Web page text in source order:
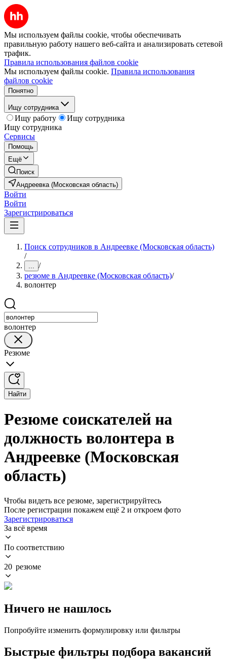
Мы используем файлы cookie, чтобы обеспечивать
правильную работу нашего веб-сайта и анализировать сетевой
трафик.
Правила использования файлов cookie
Мы используем файлы cookie. Правила использования
файлов cookie
Понятно
Ищу сотрудника
Ищу работу
Ищу сотрудника
Ищу сотрудника
Сервисы
Помощь
Ещё
Поиск
Андреевка (Московская область)
Войти
Войти
Зарегистрироваться
Поиск сотрудников в Андреевке (Московская область)
/
... /
резюме в Андреевке (Московская область)/
волонтер
волонтер
Резюме
Найти
Резюме соискателей на
должность волонтера в
Андреевке (Московская
область)
Чтобы видеть все резюме, зарегистрируйтесь
После регистрации покажем ещё 2 и откроем фото
Зарегистрироваться
За всё время
По соответствию
20 резюме
Ничего не нашлось
Попробуйте изменить формулировку или фильтры
Быстрые фильтры подбора вакансий